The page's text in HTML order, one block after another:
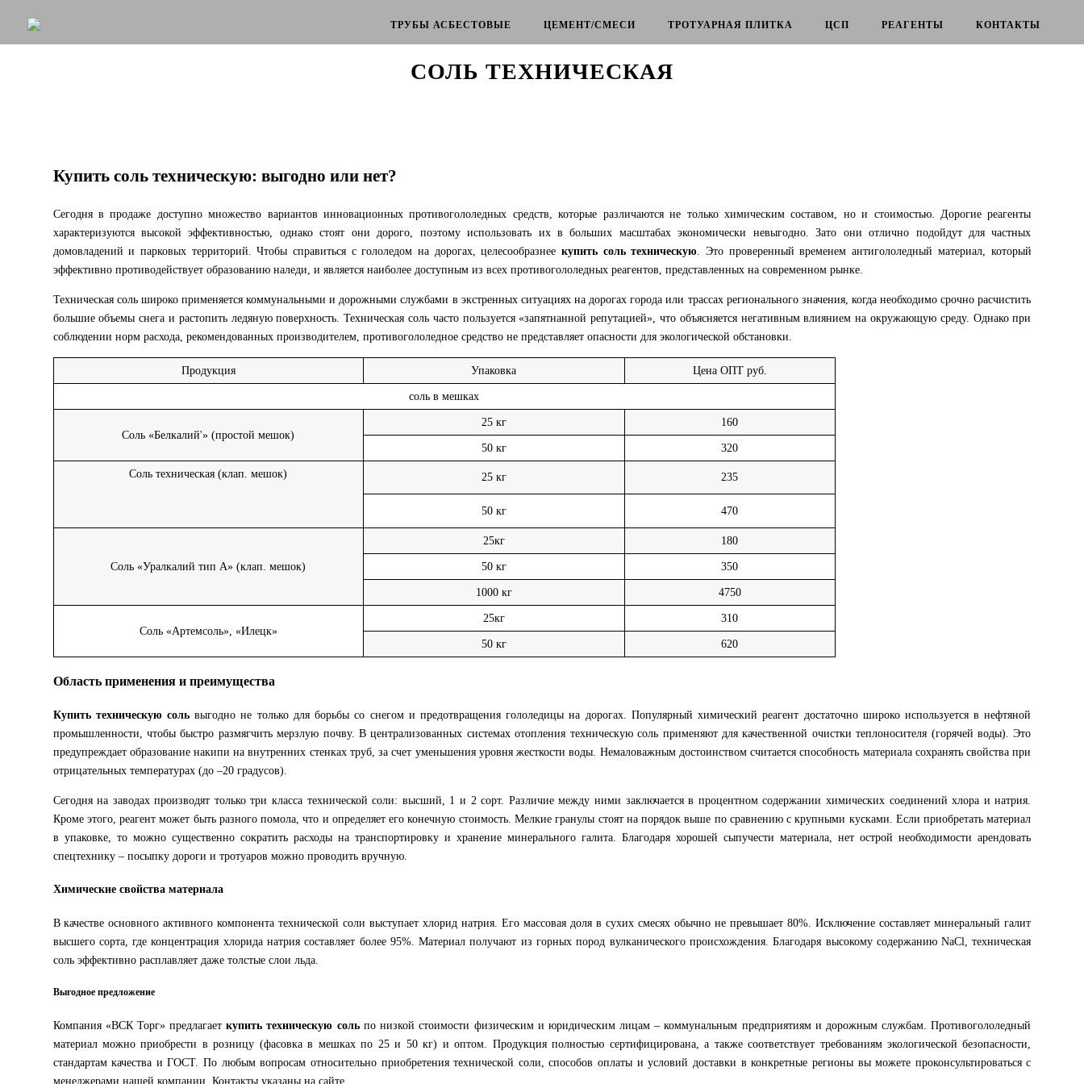
ТРУБЫ АСБЕСТОВЫЕ ЦЕМЕНТ/СМЕСИ ТРОТУАРНАЯ ПЛИТКА ЦСП РЕАГЕНТЫ КОНТАКТЫ
СОЛЬ ТЕХНИЧЕСКАЯ
Купить соль техническую: выгодно или нет?
Сегодня в продаже доступно множество вариантов инновационных противогололедных средств, которые различаются не только химическим составом, но и стоимостью. Дорогие реагенты
характеризуются высокой эффективностью, однако стоят они дорого, поэтому использовать их в больших масштабах экономически невыгодно. Зато они отлично подойдут для частных
домовладений и парковых территорий. Чтобы справиться с гололедом на дорогах, целесообразнеекупить соль техническую . Это проверенный временем антигололедный материал, который
эффективно противодействует образованию наледи, и является наиболее доступным из всех противогололедных реагентов, представленных на современном рынке.
Техническая соль широко применяется коммунальными и дорожными службами в экстренных ситуациях на дорогах города или трассах регионального значения, когда необходимо срочно расчистить
большие объемы снега и растопить ледяную поверхность. Техническая соль часто пользуется «запятнанной репутацией», что объясняется негативным влиянием на окружающую среду. Однако при
соблюдении норм расхода, рекомендованных производителем, противогололедное средство не представляет опасности для экологической обстановки.
Продукция Упаковка Цена ОПТ руб.
соль в мешках
Соль «Белкалий'» (простой мешок)
25 кг 160
50 кг 320
Соль техническая (клап. мешок) 25 кг 235
50 кг 470
Соль «Уралкалий тип А» (клап. мешок)
25кг 180
50 кг 350
1000 кг 4750
Соль «Артемсоль», «Илецк»
25кг 310
50 кг 620
Область применения и преимущества
Купить техническую сольвыгодно не только для борьбы со снегом и предотвращения гололедицы на дорогах. Популярный химический реагент достаточно широко используется в нефтяной
промышленности, чтобы быстро размягчить мерзлую почву. В централизованных системах отопления техническую соль применяют для качественной очистки теплоносителя (горячей воды). Это
предупреждает образование накипи на внутренних стенках труб, за счет уменьшения уровня жесткости воды. Немаловажным достоинством считается способность материала сохранять свойства при
отрицательных температурах (до –20 градусов).
Сегодня на заводах производят только три класса технической соли: высший, 1 и 2 сорт. Различие между ними заключается в процентном содержании химических соединений хлора и натрия.
Кроме этого, реагент может быть разного помола, что и определяет его конечную стоимость. Мелкие гранулы стоят на порядок выше по сравнению с крупными кусками. Если приобретать материал
в упаковке, то можно существенно сократить расходы на транспортировку и хранение минерального галита. Благодаря хорошей сыпучести материала, нет острой необходимости арендовать
спецтехнику – посыпку дороги и тротуаров можно проводить вручную.
Химические свойства материала
В качестве основного активного компонента технической соли выступает хлорид натрия. Его массовая доля в сухих смесях обычно не превышает 80%. Исключение составляет минеральный галит
высшего сорта, где концентрация хлорида натрия составляет более 95%. Материал получают из горных пород вулканического происхождения. Благодаря высокому содержанию NaCl, техническая
соль эффективно расплавляет даже толстые слои льда.
Выгодное предложение
Компания «ВСК Торг» предлагаеткупить техническую сольпо низкой стоимости физическим и юридическим лицам – коммунальным предприятиям и дорожным службам. Противогололедный
материал можно приобрести в розницу (фасовка в мешках по 25 и 50 кг) и оптом. Продукция полностью сертифицирована, а также соответствует требованиям экологической безопасности,
стандартам качества и ГОСТ. По любым вопросам относительно приобретения технической соли, способов оплаты и условий доставки в конкретные регионы вы можете проконсультироваться с
менеджерами нашей компании. Контакты указаны на сайте.